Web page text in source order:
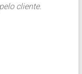
cliente.